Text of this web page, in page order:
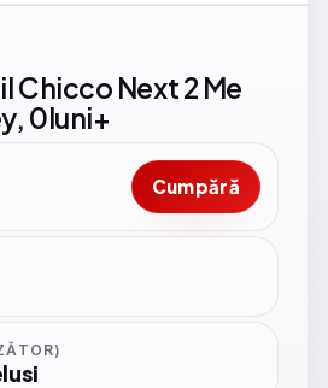
Chicco Next 2 Me
0luni+
Cumpără